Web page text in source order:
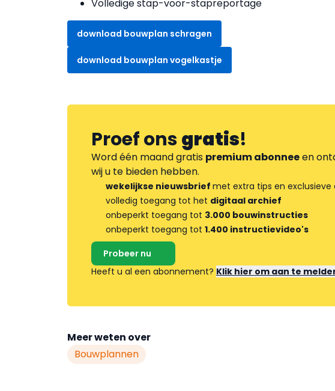
Volledige stap-voor-stapreportage
download bouwplan schragen
download bouwplan vogelkastje
Proef onsgratis!
Word één maand gratis premium abonneeen
wij u te bieden hebben.
wekelijkse nieuwsbrief met extra tips en
volledig toegang tot het digitaal archief
onbeperkt toegang tot 3.000 bouwinstructies
onbeperkt toegang tot 1.400 instructievideo's
Probeer nu
Heeft u al een abonnement? Klik hier om aan te
Meer weten over
Bouwplannen